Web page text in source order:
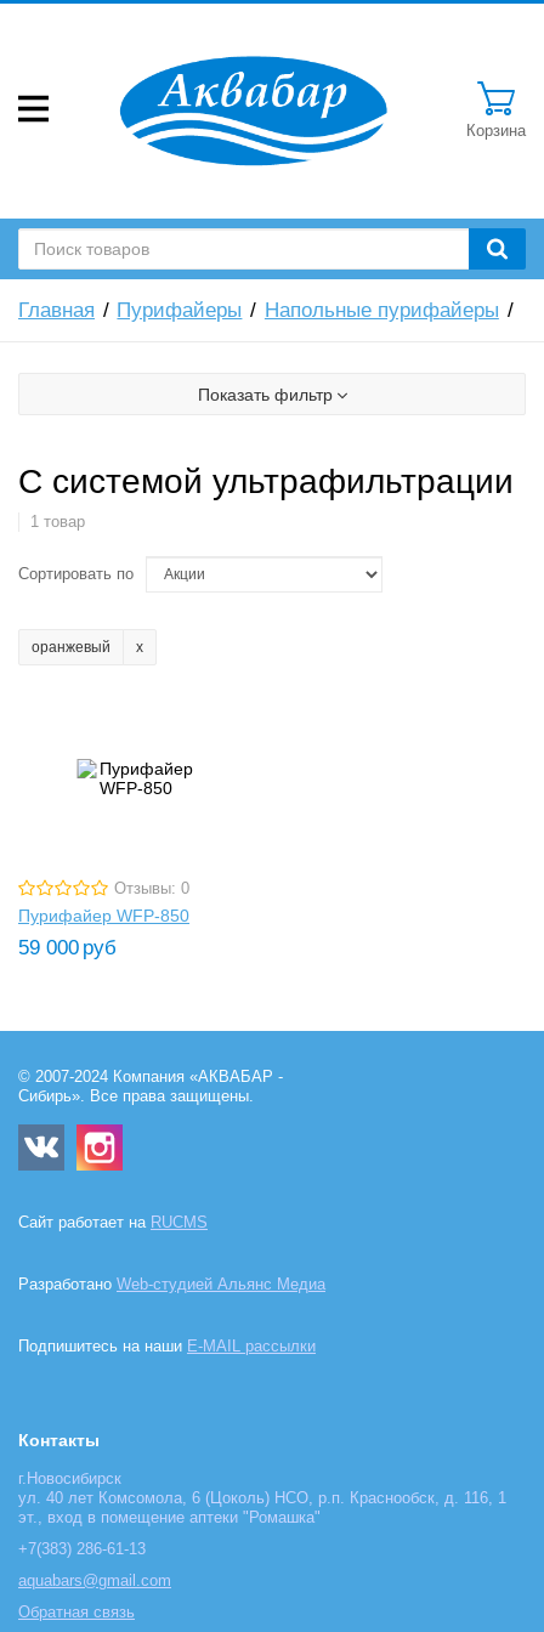
Корзина
Главная Пурифайеры Напольные пурифайеры
Показать фильтр
С системой ультрафильтрации
1 товар
Сортировать по
оранжевый
Отзывы: 0
Пурифайер WFP-850
59 000 руб
© 2007-2024 Компания «АКВАБАР -
Сибирь». Все права защищены.
Сайт работает на RUCMS
Разработано Web-студией Альянс Медиа
Подпишитесь на наши E-MAIL рассылки
Контакты
г.Новосибирск
ул. 40 лет Комсомола, 6 (Цоколь) НСО, р.п. Краснообск, д. 116, 1
эт., вход в помещение аптеки "Ромашка"
+7(383) 286-61-13
aquabars@gmail.com
Обратная связь